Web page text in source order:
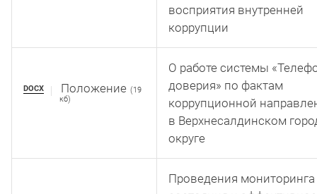
восприятия внутренней
коррупции
DOCX Положение (19
кб)
О работе системы
доверия» по фактам
коррупционной
в Верхнесалдинском
округе
Проведения мониторинга